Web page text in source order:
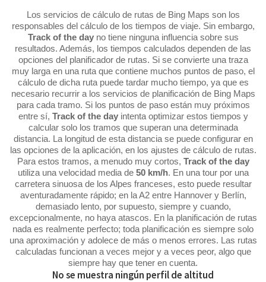
Los servicios de cálculo de rutas de Bing Maps son los
responsables del cálculo de los tiempos de viaje. Sin embargo,
Track of the dayno tiene ninguna influencia sobre sus
resultados. Además, los tiempos calculados dependen de las
opciones del planificador de rutas. Si se convierte una traza
muy larga en una ruta que contiene muchos puntos de paso, el
cálculo de dicha ruta puede tardar mucho tiempo, ya que es
necesario recurrir a los servicios de planificación de Bing Maps
para cada tramo. Si los puntos de paso están muy próximos
entre sí, Track of the dayintenta optimizar estos tiempos y
calcular solo los tramos que superan una determinada
distancia. La longitud de esta distancia se puede configurar en
las opciones de la aplicación, en los ajustes de cálculo de rutas.
Para estos tramos, a menudo muy cortos, Track of the day
utiliza una velocidad media de 50 km/h. En una tour por una
carretera sinuosa de los Alpes franceses, esto puede resultar
aventuradamente rápido; en la A2 entre Hannover y Berlín,
demasiado lento, por supuesto, siempre y cuando,
excepcionalmente, no haya atascos. En la planificación de rutas
nada es realmente perfecto; toda planificación es siempre solo
una aproximación y adolece de más o menos errores. Las rutas
calculadas funcionan a veces mejor y a veces peor, algo que
siempre hay que tener en cuenta.
No se muestra ningún perfil de altitud